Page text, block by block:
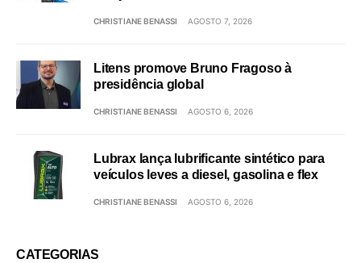
CHRISTIANE BENASSI AGOSTO 7, 2026
Litens promove Bruno Fragoso à
presidência global
CHRISTIANE BENASSI AGOSTO 6, 2026
Lubrax lança lubrificante sintético para
veículos leves a diesel, gasolina e flex
CHRISTIANE BENASSI AGOSTO 6, 2026
CATEGORIAS